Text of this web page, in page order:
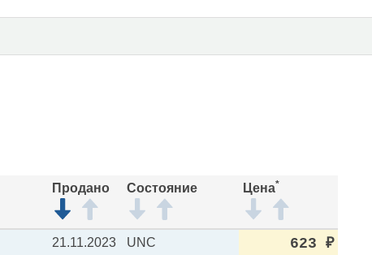
Продано Состояние Цена*
21.11.2023 UNC 623 ₽